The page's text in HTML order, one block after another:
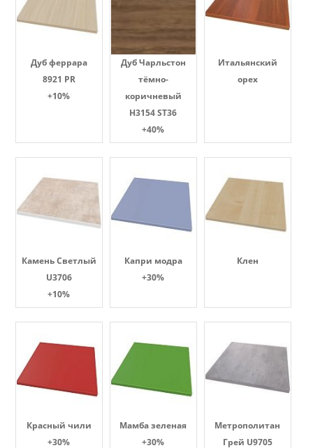
Дуб феррара
8921 PR
+10%
Дуб Чарльстон
тёмно-
коричневый
H3154 ST36
+40%
Итальянский
орех
Камень Светлый
U3706
+10%
Капри модра
+30%
Клен
Красный чили
+30%
Мамба зеленая
+30%
Метрополитан
Грей U9705